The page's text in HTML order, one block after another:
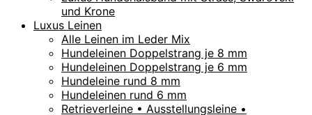
und Krone
Luxus Leinen
Alle Leinen im Leder Mix
Hundeleinen Doppelstrang je 8 mm
Hundeleinen Doppelstrang je 6 mm
Hundeleine rund 8 mm
Hundeleinen rund 6 mm
Retrieverleine • Ausstellungsleine •